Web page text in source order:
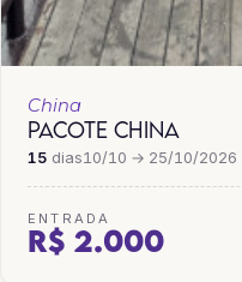
China
PACOTE CHINA
15 dias10/10 → 25/10/2026
ENTRADA
R$ 2.000